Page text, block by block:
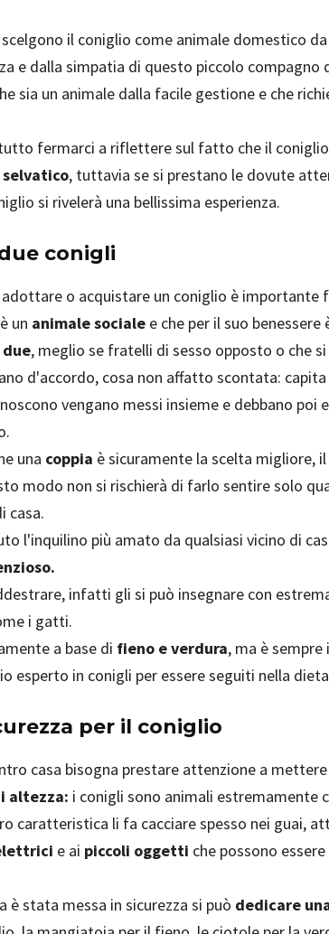
il coniglio come animale domestico
e dalla simpatia di questo piccolo compagno
sia un animale dalla facile gestione e che
fermarci a riflettere sul fatto che il
, tuttavia se si prestano le dovute
si rivelerà una bellissima esperienza.
conigli
adottare o acquistare un coniglio è
un animale sociale e che per il suo
, meglio se fratelli di sesso opposto o che
d'accordo, cosa non affatto scontata:
vengano messi insieme e debbano poi
una coppia è sicuramente la scelta migliore,
modo non si rischierà di farlo sentire solo
casa.
l'inquilino più amato da qualsiasi vicino di
infatti gli si può insegnare con
i gatti.
a base di fieno e verdura, ma è
esperto in conigli per essere seguiti nella
per il coniglio
casa bisogna prestare attenzione a mettere
altezza: i conigli sono animali estremamente
caratteristica li fa cacciare spesso nei guai,
e ai piccoli oggetti che possono
è stata messa in sicurezza si può dedicare